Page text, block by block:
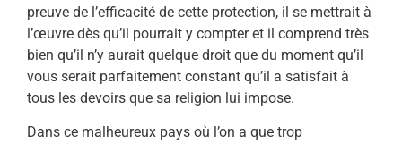
preuve de l’efficacité de cette protection, il se mettrait à
l’œuvre dès qu’il pourrait y compter et il comprend très
bien qu’il n’y aurait quelque droit que du moment qu’il
vous serait par­faitement constant qu’il a satisfait à
tous les devoirs que sa religion lui impose.
Dans ce malheureux pays où l’on a que trop